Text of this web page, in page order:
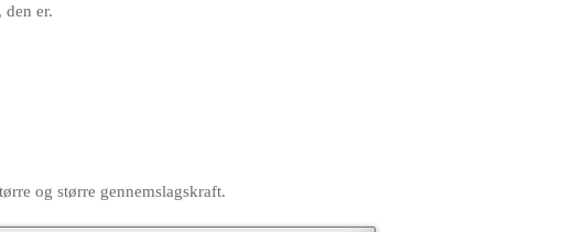
er.
og større gennemslagskraft.